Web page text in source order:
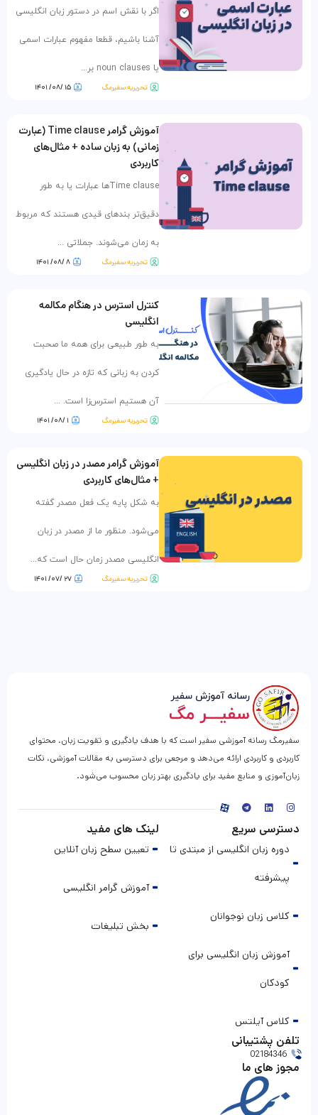
اگر با نقش اسم در دستور زبان انگلیسی
آشنا باشیم، قطعا مفهوم عبارات اسمی
یا noun clauses بر...
تحریریه سفیرمگ ۱۵ /۰۸/ ۱۴۰۱
آموزش گرامر Time clause (عبارت
زمانی) به زبان ساده + مثال‌های
کاربردی
Time clauseها عبارات یا به طور
دقیق‌تر بندهای قیدی هستند که مربوط
به زمان می‌شوند. جملاتی ...
تحریریه سفیرمگ ۸ /۰۸/ ۱۴۰۱
کنترل استرس در هنگام مکالمه
انگلیسی
به طور طبیعی برای همه ما صحبت
کردن به زبانی که تازه در حال یادگیری
آن هستیم استرس‌زا است. ...
تحریریه سفیرمگ ۱ /۰۸/ ۱۴۰۱
آموزش گرامر مصدر در زبان انگلیسی
+ مثال‌های کاربردی
به شکل پایه یک فعل مصدر گفته
می‌شود. منظور ما از مصدر در زبان
انگلیسی مصدر زمان حال است که...
تحریریه سفیرمگ ۲۷ /۰۷/ ۱۴۰۱
سفیرمگ رسانه آموزشی سفیر است که با هدف یادگیری و تقویت زبان، محتوای
کاربردی و کاربردی ارائه می‌دهد و مرجعی برای دسترسی به مقالات آموزشی، نکات
زبان‌آموزی و منابع مفید برای یادگیری بهتر زبان محسوب می‌شود.
دسترسی سریع
دوره زبان انگلیسی از مبتدی تا
پیشرفته
کلاس زبان نوجوانان
آموزش زبان انگلیسی برای
کودکان
کلاس آیلتس
لینک های مفید
تعیین سطح زبان آنلاین
آموزش گرامر انگلیسی
بخش تبلیغات
تلفن پشتیبانی
02184346
مجوز های ما